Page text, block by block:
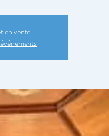
en vente